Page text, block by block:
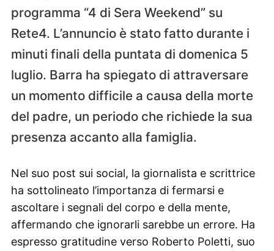
programma “4 di Sera Weekend” su
Rete4. L’annuncio è stato fatto durante i
minuti finali della puntata di domenica 5
luglio. Barra ha spiegato di attraversare
un momento difficile a causa della morte
del padre, un periodo che richiede la sua
presenza accanto alla famiglia.
Nel suo post sui social, la giornalista e scrittrice
ha sottolineato l’importanza di fermarsi e
ascoltare i segnali del corpo e della mente,
affermando che ignorarli sarebbe un errore. Ha
espresso gratitudine verso Roberto Poletti, suo